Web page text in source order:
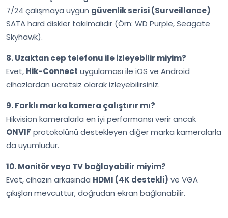
7/24 çalışmaya uygun güvenlik serisi (Surveillance)
SATA hard diskler takılmalıdır (Örn: WD Purple, Seagate
Skyhawk).
8. Uzaktan cep telefonu ile izleyebilir miyim?
Evet, Hik-Connect uygulaması ile iOS ve Android
cihazlardan ücretsiz olarak izleyebilirsiniz.
9. Farklı marka kamera çalıştırır mı?
Hikvision kameralarla en iyi performansı verir ancak
ONVIF protokolünü destekleyen diğer marka kameralarla
da uyumludur.
10. Monitör veya TV bağlayabilir miyim?
Evet, cihazın arkasında HDMI (4K destekli) ve VGA
çıkışları mevcuttur, doğrudan ekran bağlanabilir.